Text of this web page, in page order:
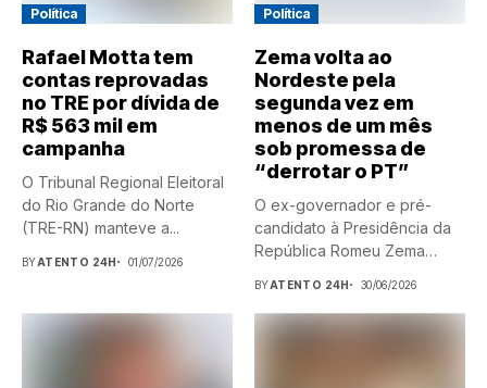
Política
Rafael Motta tem
contas reprovadas
no TRE por dívida de
R$ 563 mil em
campanha
O Tribunal Regional Eleitoral
do Rio Grande do Norte
(TRE-RN) manteve a...
BYATENTO 24H 01/07/2026
Política
Zema volta ao
Nordeste pela
segunda vez em
menos de um mês
sob promessa de
“derrotar o PT”
O ex-governador e pré-
candidato à Presidência da
República Romeu Zema
BYATENTO 24H 30/06/2026